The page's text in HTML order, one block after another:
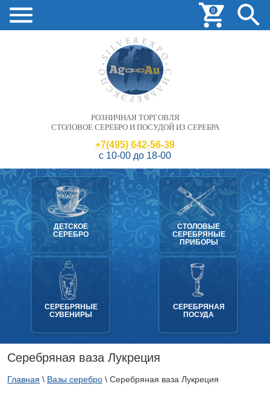
РОЗНИЧНАЯ ТОРГОВЛЯ
СТОЛОВОЕ СЕРЕБРО И ПОСУДОЙ ИЗ СЕРЕБРА
+7(495) 642-56-39
с 10-00 до 18-00
ДЕТСКОЕ
СЕРЕБРО
СТОЛОВЫЕ
СЕРЕБРЯНЫЕ
ПРИБОРЫ
СЕРЕБРЯНЫЕ
СУВЕНИРЫ
СЕРЕБРЯНАЯ
ПОСУДА
Серебряная ваза Лукреция
Главная \ Вазы серебро \ Серебряная ваза Лукреция
0